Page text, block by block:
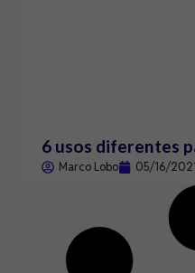
6 usos diferentes
Marco Lobo 05/16/